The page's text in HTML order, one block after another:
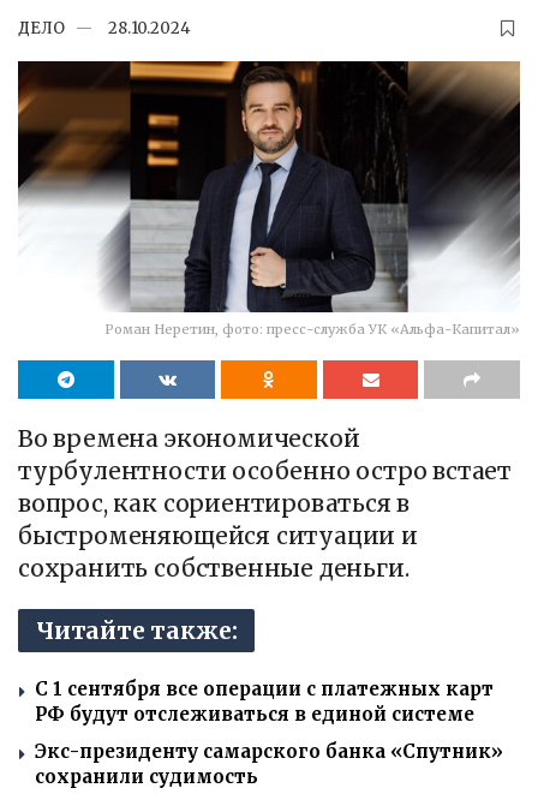
ДЕЛО 28.10.2024
Роман Неретин, фото: пресс-служба УК «Альфа-Капитал»
Во времена экономической
турбулентности особенно остро встает
вопрос, как сориентироваться в
быстроменяющейся ситуации и
сохранить собственные деньги.
Читайте также:
С 1 сентября все операции с платежных карт
РФ будут отслеживаться в единой системе
Экс-президенту самарского банка «Спутник»
сохранили судимость